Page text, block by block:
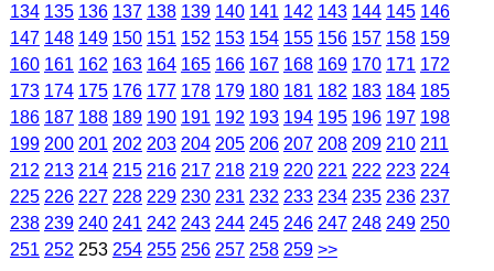
134 135 136 137 138 139 140 141 142 143 144 145 146
147 148 149 150 151 152 153 154 155 156 157 158 159
160 161 162 163 164 165 166 167 168 169 170 171 172
173 174 175 176 177 178 179 180 181 182 183 184 185
186 187 188 189 190 191 192 193 194 195 196 197 198
199 200 201 202 203 204 205 206 207 208 209 210 211
212 213 214 215 216 217 218 219 220 221 222 223 224
225 226 227 228 229 230 231 232 233 234 235 236 237
238 239 240 241 242 243 244 245 246 247 248 249 250
251 252 253 254 255 256 257 258 259 >>